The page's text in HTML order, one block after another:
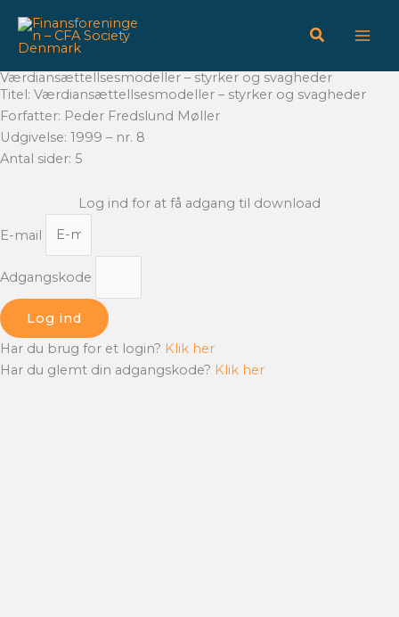
indholdet
Værdiansættellsesmodeller – styrker og svagheder
Titel: Værdiansættellsesmodeller – styrker og svagheder
Forfatter: Peder Fredslund Møller
Udgivelse: 1999 – nr. 8
Antal sider: 5
Log ind for at få adgang til download
E-mail
Adgangskode
Log ind
Har du brug for et login? Klik her
Har du glemt din adgangskode? Klik her